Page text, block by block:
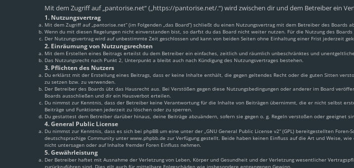
Mit dem Zugriff auf „pantorise.net“ („https://pantorise.net/.“) wird zwischen dir und dem Betreiber ein
1. Nutzungsvertrag
Mit dem Zugriff auf „pantorise.net“ (im Folgenden „das Board“) schließt du einen Nutzungsvertrag mit dem Betreiber des Boards
Wenn du mit diesen Regelungen nicht einverstanden bist, so darfst du das Board nicht weiter nutzen. Für die Nutzung des
Der Nutzungsvertrag wird auf unbestimmte Zeit geschlossen und kann von beiden Seiten ohne Einhaltung einer Frist jederzeit
2. Einräumung von Nutzungsrechten
Mit dem Erstellen eines Beitrags erteilst du dem Betreiber ein einfaches, zeitlich und räumlich unbeschränktes und
Das Nutzungsrecht nach Punkt 2, Unterpunkt a bleibt auch nach Kündigung des Nutzungsvertrages bestehen.
3. Pflichten des Nutzers
Du erklärst mit der Erstellung eines Beitrags, dass er keine Inhalte enthält, die gegen geltendes Recht oder die guten Sitten
zu setzen bzw. zu verwenden.
Der Betreiber des Boards übt das Hausrecht aus. Bei Verstößen gegen diese Nutzungsbedingungen oder anderer im Board
Boards ausschließen und dir ein Hausverbot erteilen.
Du nimmst zur Kenntnis, dass der Betreiber keine Verantwortung für die Inhalte von Beiträgen übernimmt, die er nicht selbst
Beiträge und Funktionen jederzeit zu löschen oder zu sperren.
Du gestattest dem Betreiber darüber hinaus, deine Beiträge abzuändern, sofern sie gegen o. g. Regeln verstoßen oder geeignet
4. General Public License
Du nimmst zur Kenntnis, dass es sich bei phpBB um eine unter der „GNU General Public License v2“ (GPL) bereitgestellten
deutschsprachige Community unter www.phpbb.de zur Verfügung gestellt. Beide haben keinen Einfluss auf die Art und Weise,
nicht untersagen oder auf Inhalte fremder Foren Einfluss nehmen.
5. Gewährleistung
Der Betreiber haftet mit Ausnahme der Verletzung von Leben, Körper und Gesundheit und der Verletzung wesentlicher
zurückzuführen sind. Dies gilt auch für mittelbare Folgeschäden wie insbesondere entgangenen Gewinn.